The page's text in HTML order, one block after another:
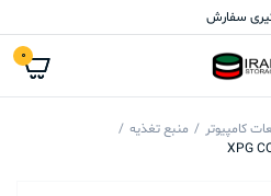
سفارش
0
کامپیوتر
منبع تغذیه